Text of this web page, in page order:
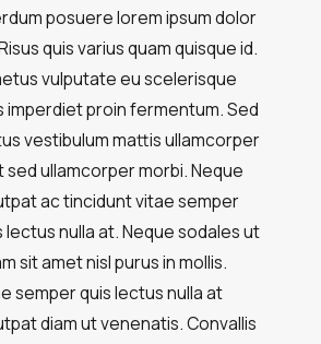
posuere lorem ipsum dolor
quis varius quam quisque id.
vulputate eu scelerisque
imperdiet proin fermentum. Sed
vestibulum mattis ullamcorper
sed ullamcorper morbi. Neque
ac tincidunt vitae semper
lectus nulla at. Neque sodales ut
sit amet nisl purus in mollis.
semper quis lectus nulla at
diam ut venenatis. Convallis